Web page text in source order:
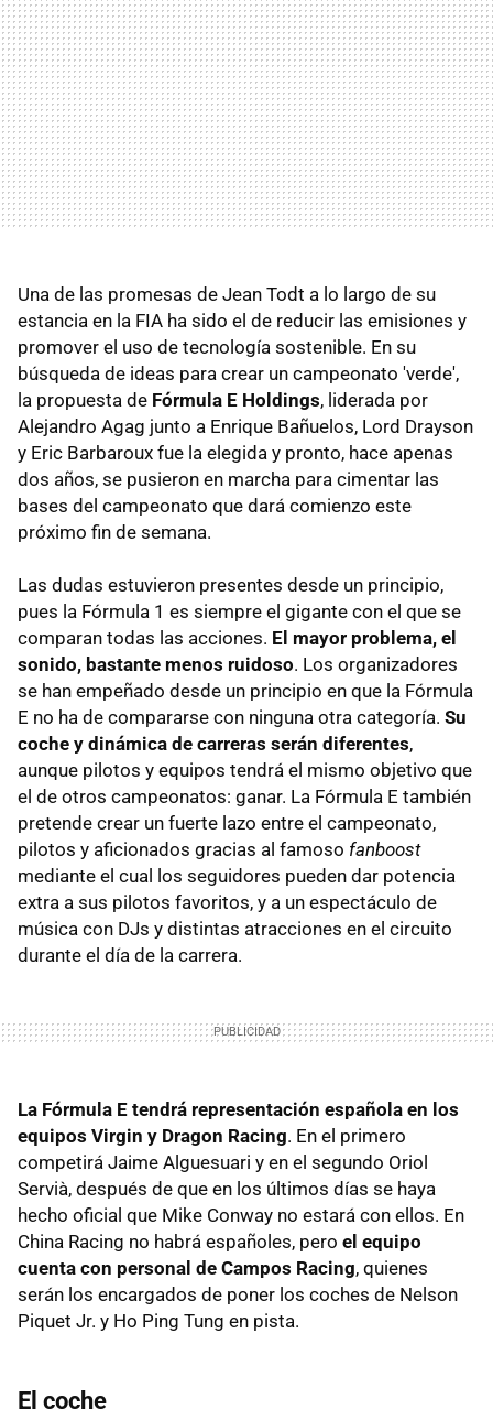
Una de las promesas de Jean Todt a lo largo de su
estancia en la FIA ha sido el de reducir las emisiones y
promover el uso de tecnología sostenible. En su
búsqueda de ideas para crear un campeonato 'verde',
la propuesta de Fórmula E Holdings, liderada por
Alejandro Agag junto a Enrique Bañuelos, Lord Drayson
y Eric Barbaroux fue la elegida y pronto, hace apenas
dos años, se pusieron en marcha para cimentar las
bases del campeonato que dará comienzo este
próximo fin de semana.
Las dudas estuvieron presentes desde un principio,
pues la Fórmula 1 es siempre el gigante con el que se
comparan todas las acciones. El mayor problema, el
sonido, bastante menos ruidoso. Los organizadores
se han empeñado desde un principio en que la Fórmula
E no ha de compararse con ninguna otra categoría. Su
coche y dinámica de carreras serán diferentes,
aunque pilotos y equipos tendrá el mismo objetivo que
el de otros campeonatos: ganar. La Fórmula E también
pretende crear un fuerte lazo entre el campeonato,
pilotos y aficionados gracias al famoso fanboost
mediante el cual los seguidores pueden dar potencia
extra a sus pilotos favoritos, y a un espectáculo de
música con DJs y distintas atracciones en el circuito
durante el día de la carrera.
La Fórmula E tendrá representación española en los
equipos Virgin y Dragon Racing. En el primero
competirá Jaime Alguesuari y en el segundo Oriol
Servià, después de que en los últimos días se haya
hecho oficial que Mike Conway no estará con ellos. En
China Racing no habrá españoles, pero el equipo
cuenta con personal de Campos Racing, quienes
serán los encargados de poner los coches de Nelson
Piquet Jr. y Ho Ping Tung en pista.
El coche